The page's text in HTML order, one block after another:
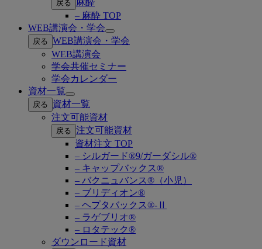
戻る
麻酔
– 麻酔 TOP
WEB講演会・学会
Open
submenu
戻る WEB講演会・学会
WEB講演会
学会共催セミナー
学会カレンダー
資材一覧
Open
submenu
戻る
資材一覧
注文可能資材
戻る 注文可能資材
資材注文 TOP
– シルガード®9/ガーダシル®
– キャップバックス®
– バクニュバンス®（小児）
– ブリディオン®
– ヘプタバックス®-Ⅱ
– ラゲブリオ®
– ロタテック®
ダウンロード資材